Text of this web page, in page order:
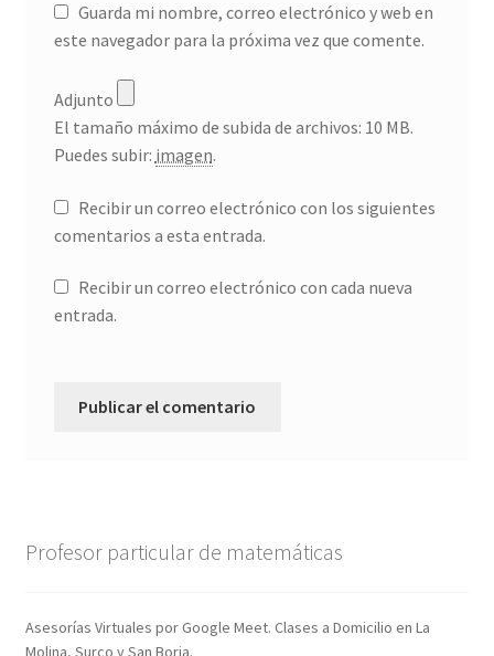
Guarda mi nombre, correo electrónico y web en
este navegador para la próxima vez que comente.
Adjunto
El tamaño máximo de subida de archivos: 10 MB.
Puedes subir: imagen.
Recibir un correo electrónico con los siguientes
comentarios a esta entrada.
Recibir un correo electrónico con cada nueva
entrada.
Profesor particular de matemáticas
Asesorías Virtuales por Google Meet. Clases a Domicilio en La
Molina, Surco y San Borja.